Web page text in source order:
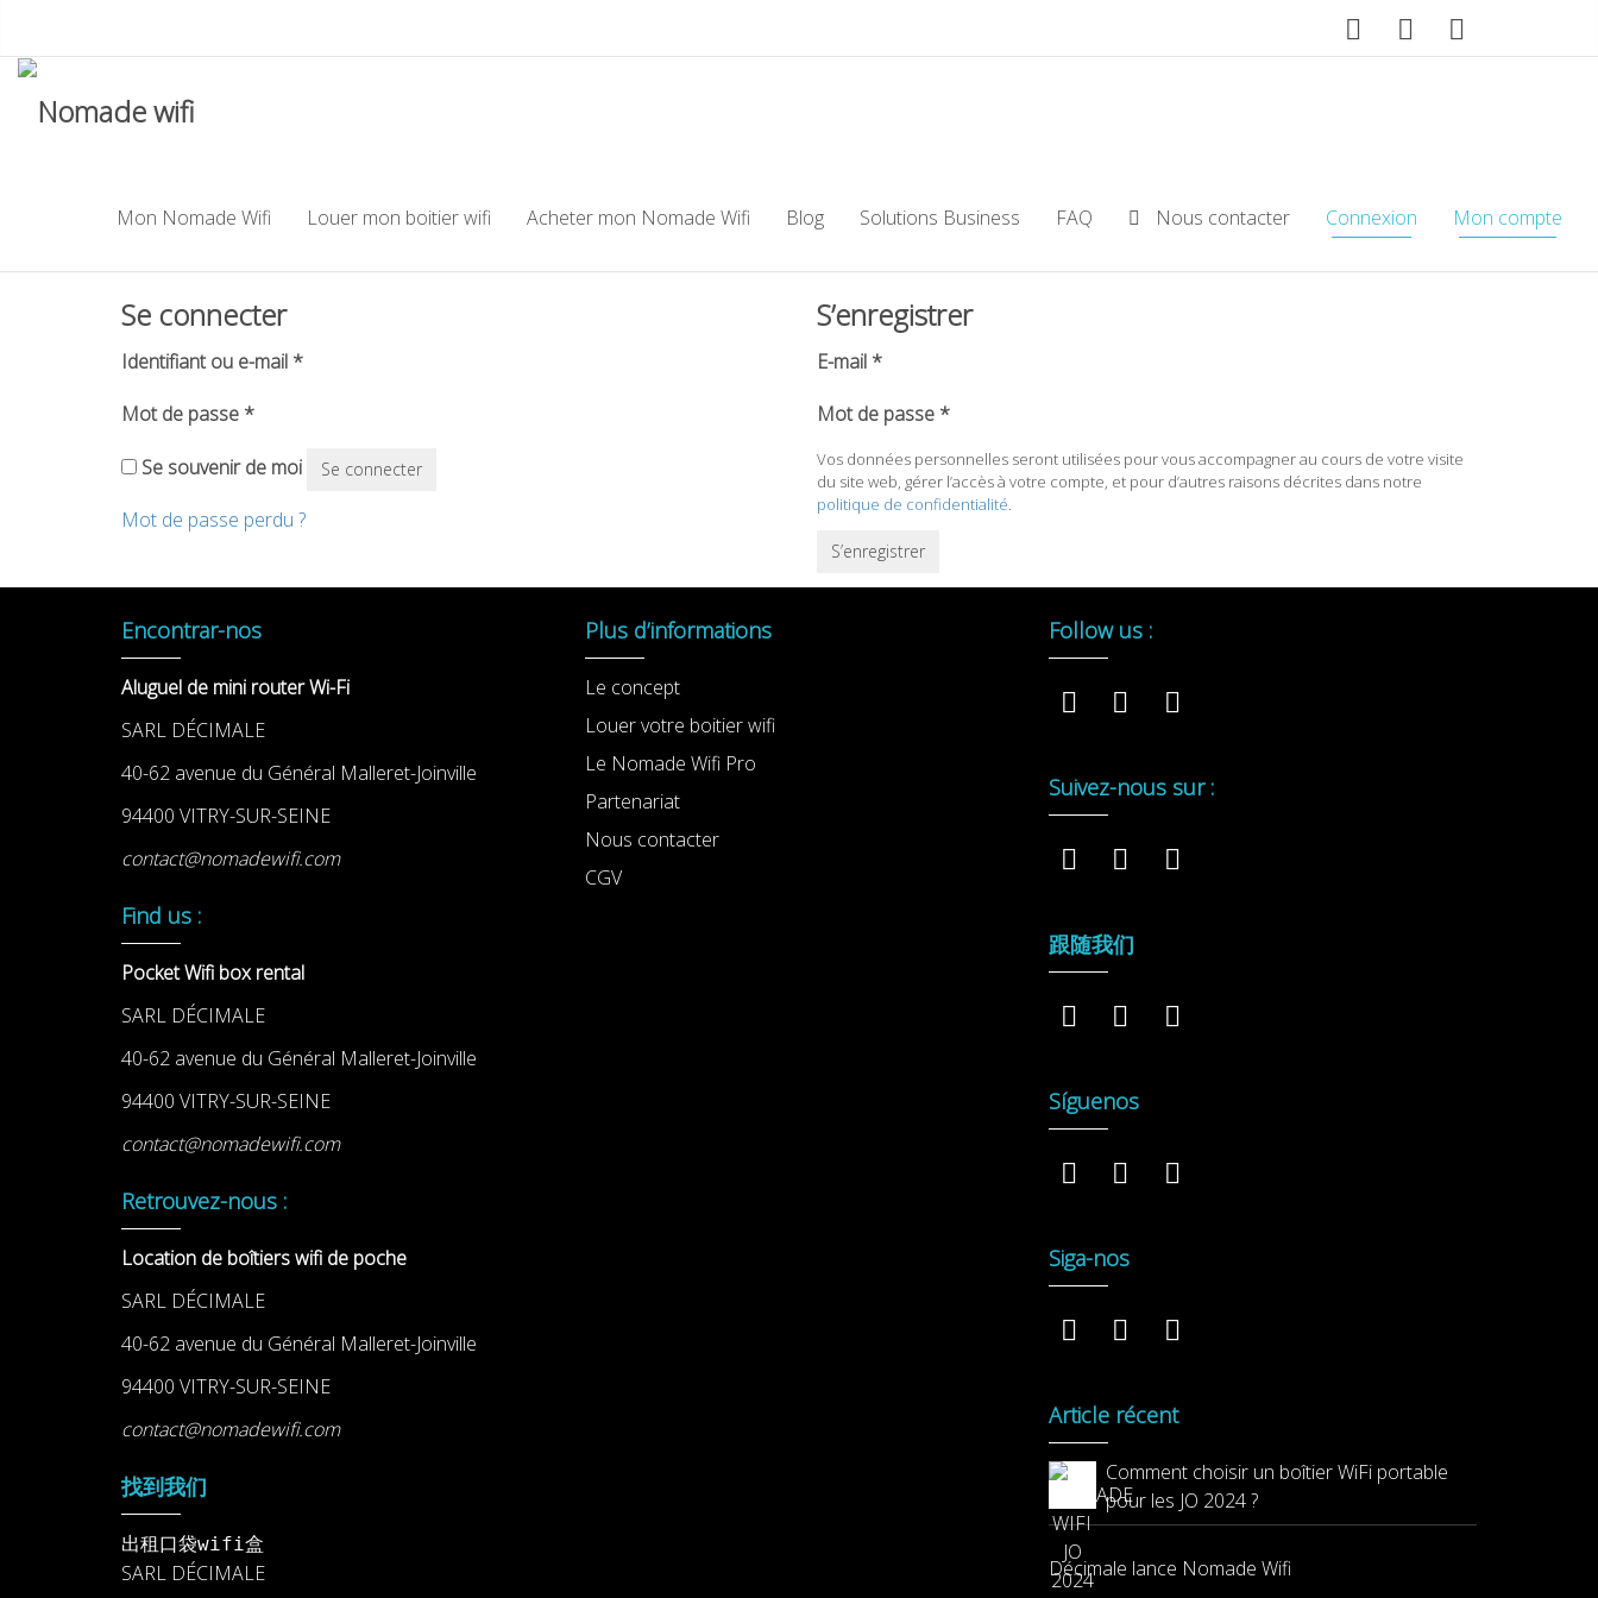
Mon Nomade Wifi Louer mon boitier wifi Acheter mon Nomade Wifi Blog Solutions Business FAQ Nous contacter Connexion Mon compte
Se connecter
Identifiant ou e-mail *
Mot de passe *
Se souvenir de moi Se connecter
Mot de passe perdu ?
S’enregistrer
E-mail *
Mot de passe *
Vos données personnelles seront utilisées pour vous accompagner au cours de votre visite
du site web, gérer l’accès à votre compte, et pour d’autres raisons décrites dans notre
politique de confidentialité.
S’enregistrer
Encontrar-nos
Aluguel de mini router Wi-Fi
SARL DÉCIMALE
40-62 avenue du Général Malleret-Joinville
94400 VITRY-SUR-SEINE
contact@nomadewifi.com
Find us :
Pocket Wifi box rental
SARL DÉCIMALE
40-62 avenue du Général Malleret-Joinville
94400 VITRY-SUR-SEINE
contact@nomadewifi.com
Retrouvez-nous :
Location de boîtiers wifi de poche
SARL DÉCIMALE
40-62 avenue du Général Malleret-Joinville
94400 VITRY-SUR-SEINE
contact@nomadewifi.com
找到我们
出租口袋wifi盒
SARL DÉCIMALE
Plus d’informations
Le concept
Louer votre boitier wifi
Le Nomade Wifi Pro
Partenariat
Nous contacter
CGV
Follow us :
Suivez-nous sur :
跟随我们
Síguenos
Siga-nos
Article récent
Comment choisir un boîtier WiFi portable
pour les JO 2024 ?
Décimale lance Nomade Wifi